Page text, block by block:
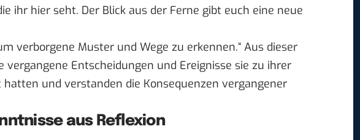
ihr hier seht. Der Blick aus der Ferne gibt euch eine neue
verborgene Muster und Wege zu erkennen.“ Aus dieser
vergangene Entscheidungen und Ereignisse sie zu ihrer
und verstanden die Konsequenzen vergangener
aus Reflexion